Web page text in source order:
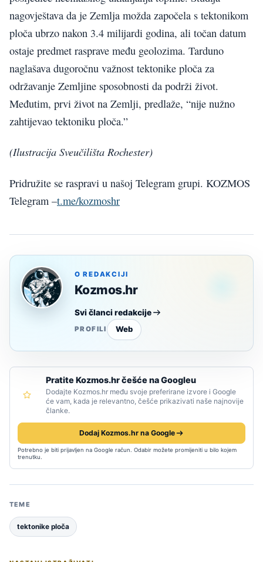
nagovještava da je Zemlja možda započela s tektonikom
ploča ubrzo nakon 3.4 milijardi godina, ali točan datum
ostaje predmet rasprave među geolozima. Tarduno
naglašava dugoročnu važnost tektonike ploča za
održavanje Zemljine sposobnosti da podrži život.
Međutim, prvi život na Zemlji, predlaže, “nije nužno
zahtijevao tektoniku ploča.”
(Ilustracija Sveučilišta Rochester)
Pridružite se raspravi u našoj Telegram grupi. KOZMOS
Telegram –t.me/kozmoshr
O REDAKCIJI
Kozmos.hr
Svi članci redakcije
PROFILI Web
Pratite Kozmos.hr češće na Googleu
Dodajte Kozmos.hr među svoje preferirane izvore i Google
će vam, kada je relevantno, češće prikazivati naše najnovije
članke.
Dodaj Kozmos.hr na Google
Potrebno je biti prijavljen na Google račun. Odabir možete promijeniti u bilo kojem
trenutku.
TEME
tektonike ploča